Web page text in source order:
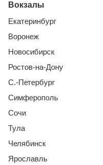
Вокзалы
Екатеринбург
Воронеж
Новосибирск
Ростов-на-Дону
С.-Петербург
Симферополь
Сочи
Тула
Челябинск
Ярославль